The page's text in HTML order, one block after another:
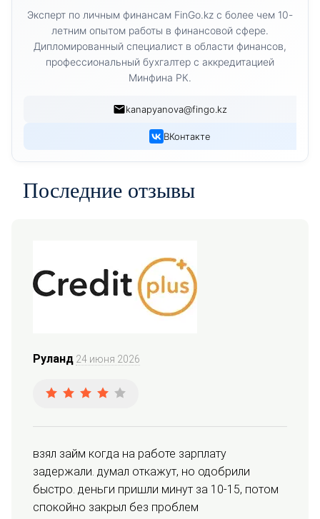
Эксперт по личным финансам FinGo.kz с более чем 10-
летним опытом работы в финансовой сфере.
Дипломированный специалист в области финансов,
профессиональный бухгалтер с аккредитацией
Минфина РК.
kanapyanova@fingo.kz
ВКонтакте
Последние отзывы
Руланд 24 июня 2026
взял займ когда на работе зарплату
задержали. думал откажут, но одобрили
быстро. деньги пришли минут за 10-15, потом
спокойно закрыл без проблем